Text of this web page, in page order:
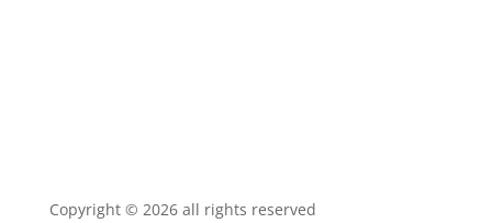
Copyright © 2026 all rights reserved